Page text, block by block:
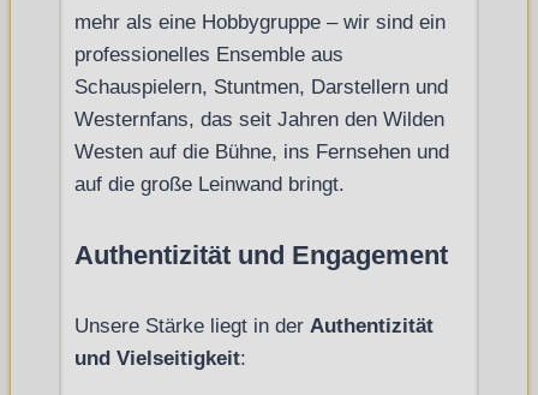
mehr als eine Hobbygruppe – wir sind ein
professionelles Ensemble aus
Schauspielern, Stuntmen, Darstellern und
Westernfans, das seit Jahren den Wilden
Westen auf die Bühne, ins Fernsehen und
auf die große Leinwand bringt.
Authentizität und Engagement
Unsere Stärke liegt in der Authentizität
und Vielseitigkeit: